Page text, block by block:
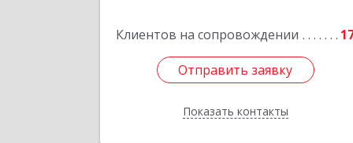
Клиентов на сопровождении
Отправить заявку
Показать контакты
Отправить заявку
Назад